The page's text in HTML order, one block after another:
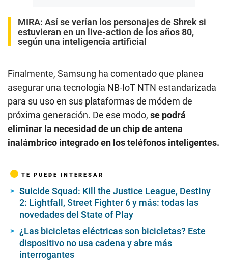
MIRA: Así se verían los personajes de Shrek si
estuvieran en un live-action de los años 80,
según una inteligencia artificial
Finalmente, Samsung ha comentado que planea
asegurar una tecnología NB-IoT NTN estandarizada
para su uso en sus plataformas de módem de
próxima generación. De ese modo, se podrá
eliminar la necesidad de un chip de antena
inalámbrico integrado en los teléfonos inteligentes.
TE PUEDE INTERESAR
Suicide Squad: Kill the Justice League, Destiny
2: Lightfall, Street Fighter 6 y más: todas las
novedades del State of Play
¿Las bicicletas eléctricas son bicicletas? Este
dispositivo no usa cadena y abre más
interrogantes